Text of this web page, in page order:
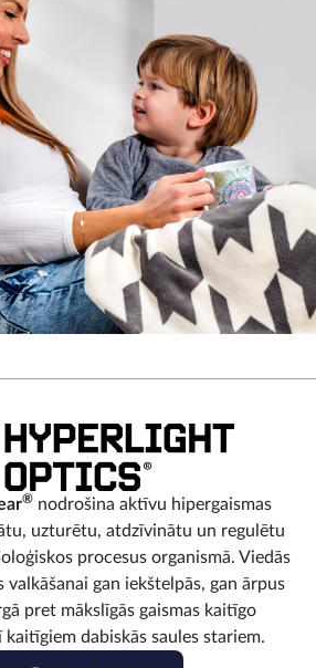
®nodrošina aktīvu hipergaismas
uzturētu, atdzīvinātu un regulētu
procesus organismā. Viedās
valkāšanai gan iekštelpās, gan ārpus
pret mākslīgās gaismas kaitīgo
dabiskās saules stariem.